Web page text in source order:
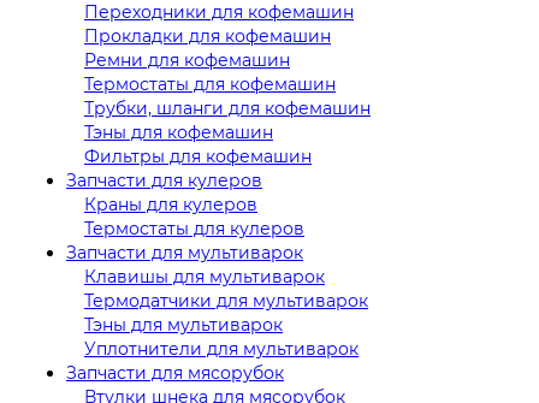
Переходники для кофемашин
Прокладки для кофемашин
Ремни для кофемашин
Термостаты для кофемашин
Трубки, шланги для кофемашин
Тэны для кофемашин
Фильтры для кофемашин
Запчасти для кулеров
Краны для кулеров
Термостаты для кулеров
Запчасти для мультиварок
Клавишы для мультиварок
Термодатчики для мультиварок
Тэны для мультиварок
Уплотнители для мультиварок
Запчасти для мясорубок
Втулки шнека для мясорубок